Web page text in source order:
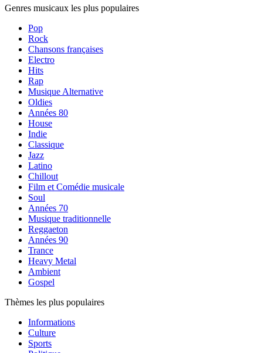
Genres musicaux les plus populaires
Pop
Rock
Chansons françaises
Electro
Hits
Rap
Musique Alternative
Oldies
Années 80
House
Indie
Classique
Jazz
Latino
Chillout
Film et Comédie musicale
Soul
Années 70
Musique traditionnelle
Reggaeton
Années 90
Trance
Heavy Metal
Ambient
Gospel
Thèmes les plus populaires
Informations
Culture
Sports